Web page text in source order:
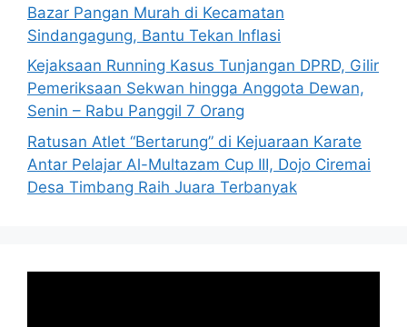
Bazar Pangan Murah di Kecamatan
Sindangagung, Bantu Tekan Inflasi
Kejaksaan Running Kasus Tunjangan DPRD, Gilir
Pemeriksaan Sekwan hingga Anggota Dewan,
Senin – Rabu Panggil 7 Orang
Ratusan Atlet “Bertarung” di Kejuaraan Karate
Antar Pelajar Al-Multazam Cup III, Dojo Ciremai
Desa Timbang Raih Juara Terbanyak